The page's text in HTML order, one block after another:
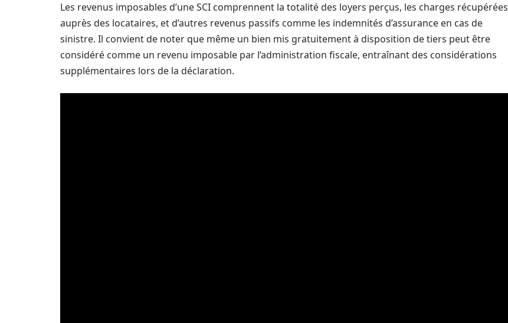
Les revenus imposables d’une SCI comprennent la totalité des loyers perçus, les charges récupérées
auprès des locataires, et d’autres revenus passifs comme les indemnités d’assurance en cas de
sinistre. Il convient de noter que même un bien mis gratuitement à disposition de tiers peut être
considéré comme un revenu imposable par l’administration fiscale, entraînant des considérations
supplémentaires lors de la déclaration.